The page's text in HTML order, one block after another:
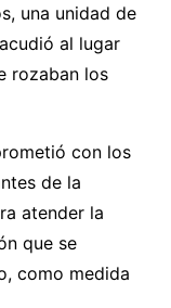
una unidad de
al lugar
rozaban los
con los
de la
atender la
que se
como medida